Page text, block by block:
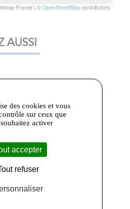
France | © OpenStreetMap contributors
AUSSI
2,97 €
des cookies et vous
sur ceux que
activer
accepter
refuser